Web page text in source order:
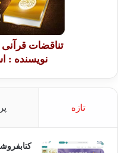
تناقضات
نویسنده :
تازه